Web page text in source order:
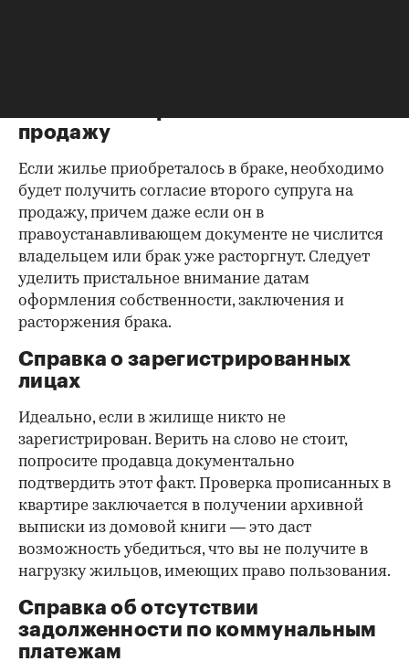
продажу
Если жилье приобреталось в браке, необходимо
будет получить согласие второго супруга на
продажу, причем даже если он в
правоустанавливающем документе не числится
владельцем или брак уже расторгнут. Следует
уделить пристальное внимание датам
оформления собственности, заключения и
расторжения брака.
Справка о зарегистрированных
лицах
Идеально, если в жилище никто не
зарегистрирован. Верить на слово не стоит,
попросите продавца документально
подтвердить этот факт. Проверка прописанных в
квартире заключается в получении архивной
выписки из домовой книги — это даст
возможность убедиться, что вы не получите в
нагрузку жильцов, имеющих право пользования.
Справка об отсутствии
задолженности по коммунальным
платежам